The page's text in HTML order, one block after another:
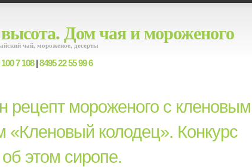
Дом чая и мороженого
чай, мороженое, десерты
7 108|8495 22 55 99 6
рецепт мороженого с кленовым
«Кленовый колодец». Конкурс
об этом сиропе.